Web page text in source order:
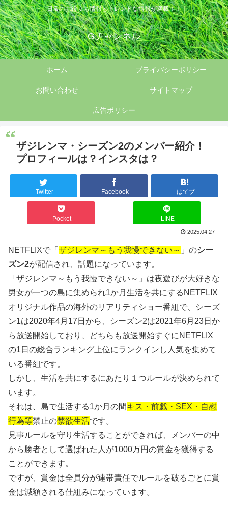
日常のお役立ち情報とトレンドな情報が満載！！
Gチャンネル
ホーム プライバシーポリシー
お問い合わせ サイトマップ
広告ポリシー
ザジレンマ・シーズン2のメンバー紹介！
プロフィールは？インスタは？
Twitter Facebook はてブ
Pocket LINE
2025.04.27
NETFLIXで「 ザジレンマ～もう我慢できない～ 」のシー
ズン2が配信され、話題になっています。
「ザジレンマ～もう我慢できない～」は夜遊びが大好きな
男女が一つの島に集められ1か月生活を共にするNETFLIX
オリジナル作品の海外のリアリティショー番組で、シーズ
ン1は2020年4月17日から、シーズン2は2021年6月23日か
ら放送開始しており、どちらも放送開始すぐにNETFLIX
の1日の総合ランキング上位にランクインし人気を集めて
いる番組です。
しかし、生活を共にするにあたり１つルールが決められて
います。
それは、島で生活する1か月の間キス・前戯・SEX・自慰
行為等禁止の禁欲生活です。
見事ルールを守り生活することができれば、メンバーの中
から勝者として選ばれた人が1000万円の賞金を獲得する
ことができます。
ですが、賞金は全員分が連帯責任でルールを破るごとに賞
金は減額される仕組みになっています。